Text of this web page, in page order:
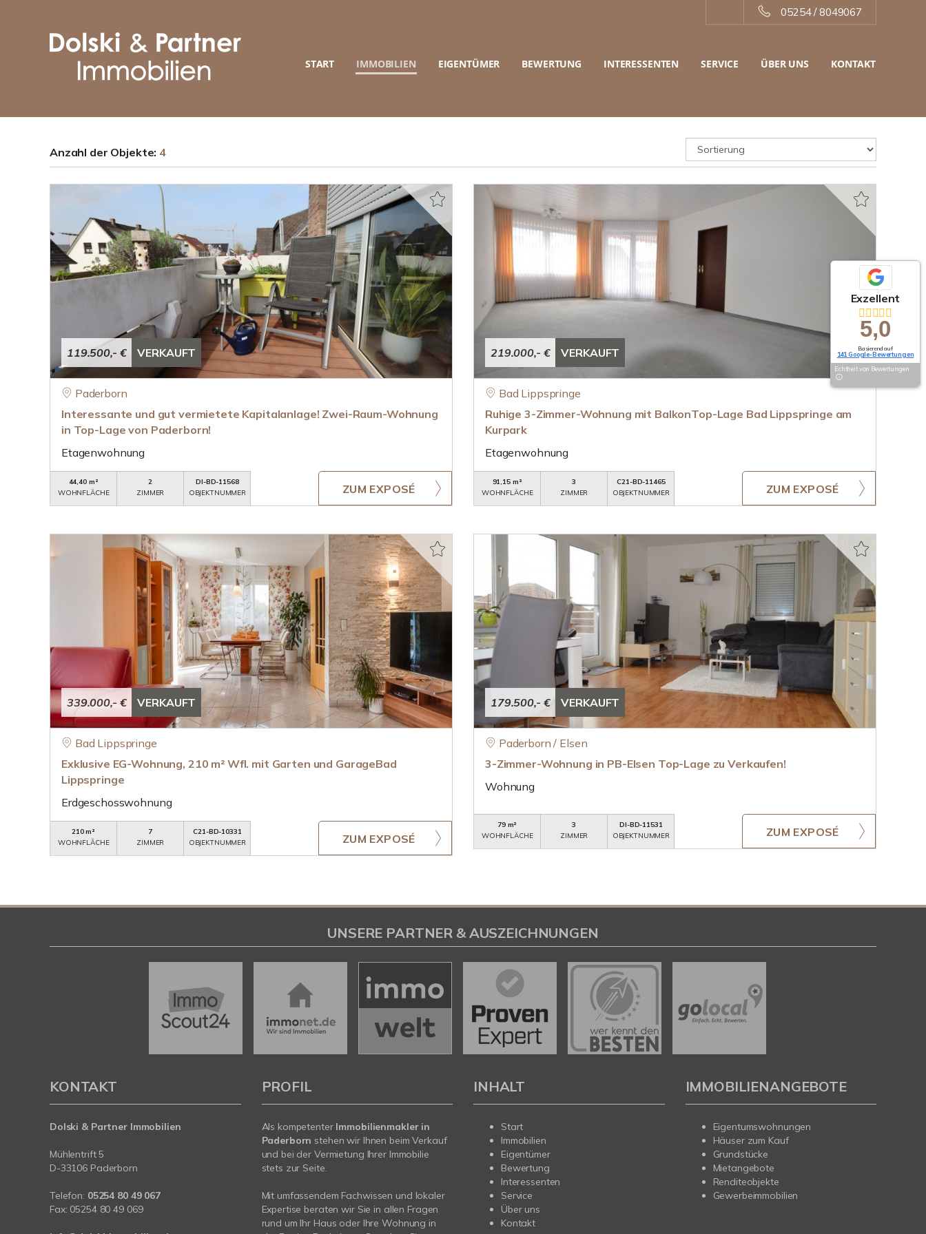
05254 / 8049067
START IMMOBILIEN EIGENTÜMER BEWERTUNG INTERESSENTEN SERVICE ÜBER UNS KONTAKT
Anzahl der Objekte: 4
119.500,- € VERKAUFT
Paderborn
Interessante und gut vermietete Kapitalanlage! Zwei-Raum-Wohnung
in Top-Lage von Paderborn!
Etagenwohnung
44,40 m²
WOHNFLÄCHE
2
ZIMMER
DI-BD-11568
OBJEKTNUMMER
ZUM EXPOSÉ
219.000,- € VERKAUFT
Bad Lippspringe
Ruhige 3-Zimmer-Wohnung mit BalkonTop-Lage Bad Lippspringe am
Kurpark
Etagenwohnung
91,15 m²
WOHNFLÄCHE
3
ZIMMER
C21-BD-11465
OBJEKTNUMMER
ZUM EXPOSÉ
339.000,- € VERKAUFT
Bad Lippspringe
Exklusive EG-Wohnung, 210 m² Wfl. mit Garten und GarageBad
Lippspringe
Erdgeschosswohnung
210 m²
WOHNFLÄCHE
7
ZIMMER
C21-BD-10331
OBJEKTNUMMER
ZUM EXPOSÉ
179.500,- € VERKAUFT
Paderborn / Elsen
3-Zimmer-Wohnung in PB-Elsen Top-Lage zu Verkaufen!
Wohnung
79 m²
WOHNFLÄCHE
3
ZIMMER
DI-BD-11531
OBJEKTNUMMER
ZUM EXPOSÉ
Exzellent
5,0
Basierend auf
141 Google-Bewertungen
Echtheit von Bewertungen
UNSERE PARTNER & AUSZEICHNUNGEN
KONTAKT
Dolski & Partner Immobilien
Mühlentrift 5
D-33106 Paderborn
Telefon: 05254 80 49 067
Fax: 05254 80 49 069
PROFIL
Als kompetenter Immobilienmakler in
Paderborn stehen wir Ihnen beim Verkauf
und bei der Vermietung Ihrer Immobilie
stets zur Seite.
Mit umfassendem Fachwissen und lokaler
Expertise beraten wir Sie in allen Fragen
rund um Ihr Haus oder Ihre Wohnung in
INHALT
Start
Immobilien
Eigentümer
Bewertung
Interessenten
Service
Über uns
Kontakt
IMMOBILIENANGEBOTE
Eigentumswohnungen
Häuser zum Kauf
Grundstücke
Mietangebote
Renditeobjekte
Gewerbeimmobilien